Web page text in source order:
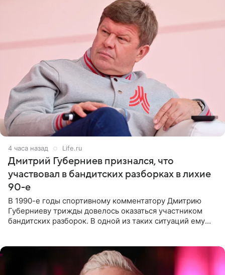
4 часа назад Life.ru
Дмитрий Губерниев признался, что
участвовал в бандитских разборках в лихие
90-е
В 1990-е годы спортивному комментатору Дмитрию
Губерниеву трижды довелось оказаться участником
бандитских разборок. В одной из таких ситуаций ему